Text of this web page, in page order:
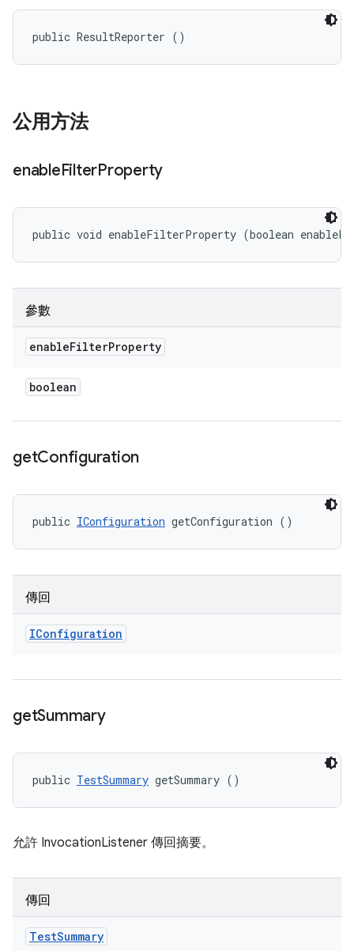
public ResultReporter ()
公用方法
enableFilterProperty
public void enableFilterProperty (boolean
參數
enableFilterProperty
boolean
getConfiguration
public IConfiguration getConfiguration ()
傳回
IConfiguration
getSummary
public TestSummary getSummary ()
允許 InvocationListener 傳回摘要。
傳回
TestSummary